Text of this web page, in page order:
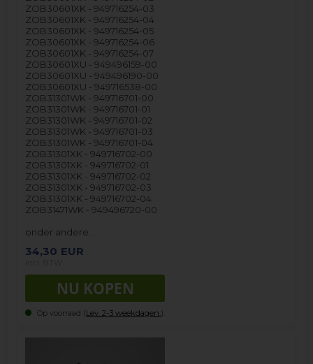
ZOB30601XK - 949716254-03
ZOB30601XK - 949716254-04
ZOB30601XK - 949716254-05
ZOB30601XK - 949716254-06
ZOB30601XK - 949716254-07
ZOB30601XU - 949496159-00
ZOB30601XU - 949496190-00
ZOB30601XU - 949716538-00
ZOB31301WK - 949716701-00
ZOB31301WK - 949716701-01
ZOB31301WK - 949716701-02
ZOB31301WK - 949716701-03
ZOB31301WK - 949716701-04
ZOB31301XK - 949716702-00
ZOB31301XK - 949716702-01
ZOB31301XK - 949716702-02
ZOB31301XK - 949716702-03
ZOB31301XK - 949716702-04
ZOB31471WK - 949496720-00
onder andere…
34,30 EUR
Op voorraad (Lev. 2-3 weekdagen. ).